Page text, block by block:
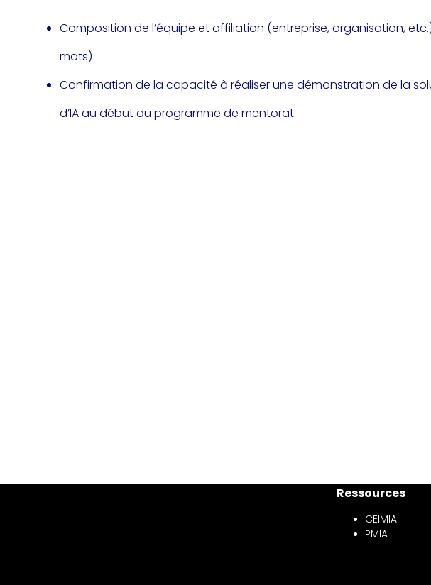
Composition de l’équipe et affiliation (entreprise, organisation,
mots)
Confirmation de la capacité à réaliser une démonstration de la
d’IA au début du programme de mentorat.
Ressources
CEIMIA
PMIA